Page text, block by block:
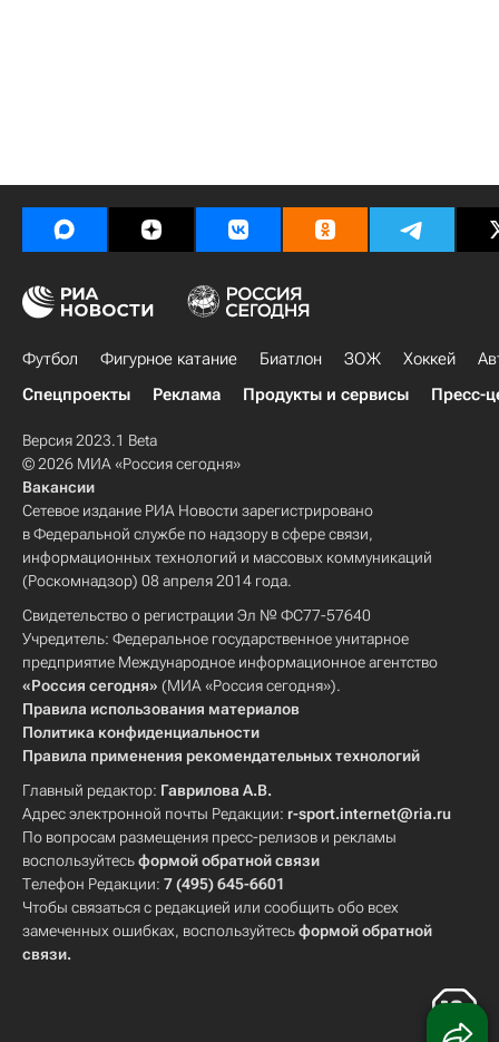
Футбол Фигурное катание Биатлон ЗОЖ Хоккей
Спецпроекты
Реклама Продукты и сервисы Пресс-
Версия 2023.1 Beta
© 2026 МИА «Россия сегодня»
Вакансии
Сетевое издание РИА Новости зарегистрировано
в Федеральной службе по надзору в сфере связи,
информационных технологий и массовых коммуникаций
(Роскомнадзор) 08 апреля 2014 года.
Свидетельство о регистрации Эл № ФС77-57640
Учредитель: Федеральное государственное унитарное
предприятие Международное информационное агентство
«Россия сегодня» (МИА «Россия сегодня»).
Правила использования материалов
Политика конфиденциальности
Правила применения рекомендательных технологий
Главный редактор: Гаврилова А.В.
Адрес электронной почты Редакции: r-sport.internet@ria.ru
По вопросам размещения пресс-релизов и рекламы
воспользуйтесьформой обратной связи
Телефон Редакции: 7 (495) 645-6601
Чтобы связаться с редакцией или сообщить обо всех
замеченных ошибках, воспользуйтесьформой обратной
связи.